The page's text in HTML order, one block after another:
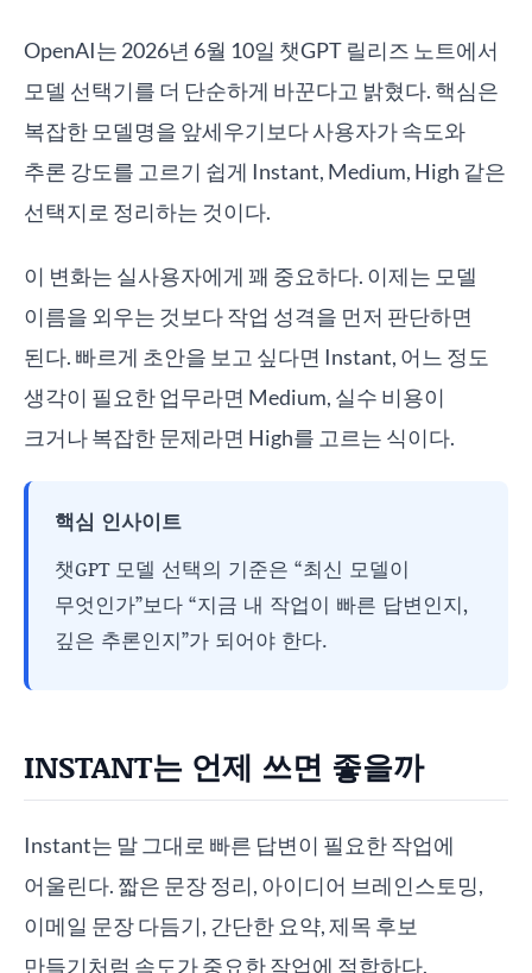
OpenAI는 2026년 6월 10일 챗GPT 릴리즈 노트에서
모델 선택기를 더 단순하게 바꾼다고 밝혔다. 핵심은
복잡한 모델명을 앞세우기보다 사용자가 속도와
추론 강도를 고르기 쉽게 Instant, Medium, High 같은
선택지로 정리하는 것이다.
이 변화는 실사용자에게 꽤 중요하다. 이제는 모델
이름을 외우는 것보다 작업 성격을 먼저 판단하면
된다. 빠르게 초안을 보고 싶다면 Instant, 어느 정도
생각이 필요한 업무라면 Medium, 실수 비용이
크거나 복잡한 문제라면 High를 고르는 식이다.
핵심 인사이트
챗GPT 모델 선택의 기준은 “최신 모델이
무엇인가”보다 “지금 내 작업이 빠른 답변인지,
깊은 추론인지”가 되어야 한다.
INSTANT는 언제 쓰면 좋을까
Instant는 말 그대로 빠른 답변이 필요한 작업에
어울린다. 짧은 문장 정리, 아이디어 브레인스토밍,
이메일 문장 다듬기, 간단한 요약, 제목 후보
만들기처럼 속도가 중요한 작업에 적합하다.